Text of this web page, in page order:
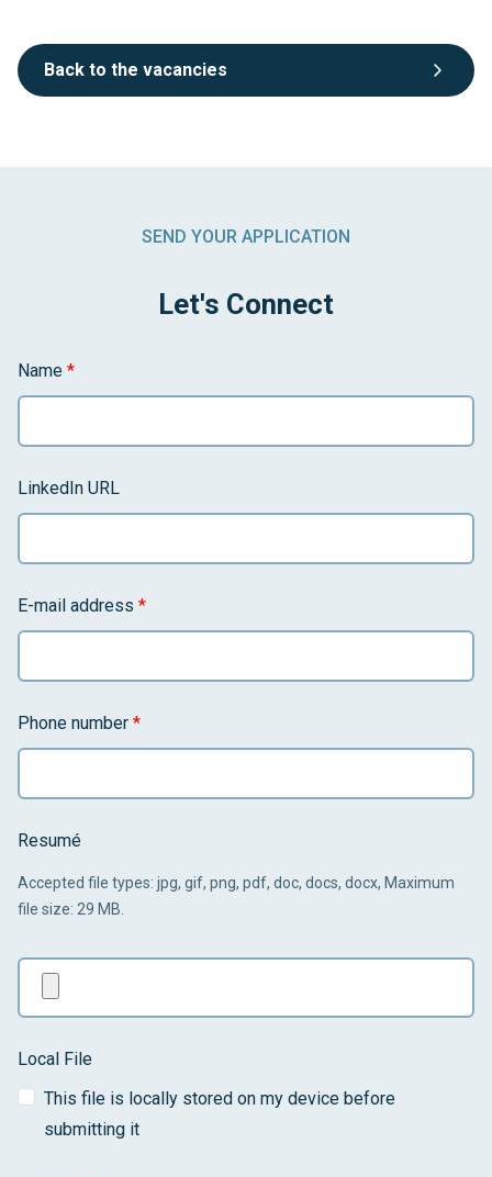
Back to the vacancies
SEND YOUR APPLICATION
Let's Connect
Name *
LinkedIn URL
E-mail address *
Phone number *
Resumé
Accepted file types: jpg, gif, png, pdf, doc, docs, docx, Maximum
file size: 29 MB.
Local File
This file is locally stored on my device before
submitting it